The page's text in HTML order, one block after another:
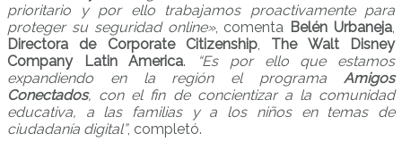
prioritario y por ello trabajamos proactivamente para
proteger su seguridad online», comenta Belén Urbaneja,
Directora de Corporate Citizenship, The Walt Disney
Company Latin America. “Es por ello que estamos
expandiendo en la región el programa Amigos
Conectados, con el fin de concientizar a la comunidad
educativa, a las familias y a los niños en temas de
ciudadanía digital”, completó.